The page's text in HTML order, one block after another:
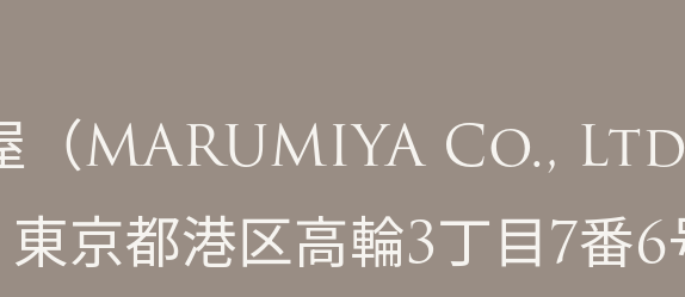
（MARUMIYA Co., Ltd.
京都港区高輪3丁目7番6